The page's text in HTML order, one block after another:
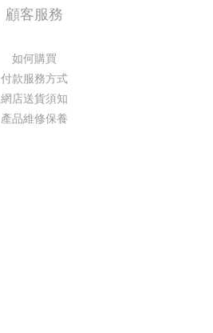
顧客服務
如何購買
付款服務方式
網店送貨須知
產品維修保養